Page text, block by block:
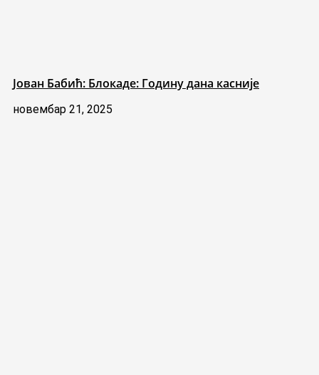
Јован Бабић: Блокаде: Годину дана касније
новембар 21, 2025